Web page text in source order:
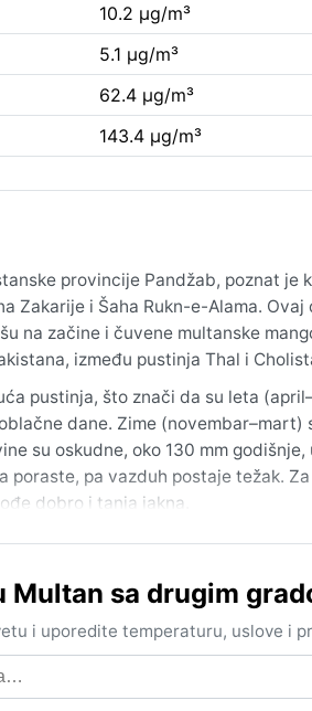
10.2 µg/m³
5.1 µg/m³
62.4 µg/m³
143.4 µg/m³
provincije Pandžab, poznat je
Zakarije i Šaha Rukn-e-Alama.
na začine i čuvene multanske
između pustinja Thal i
pustinja, što znači da su leta
dane. Zime
su oskudne, oko 130 mm
poraste, pa vazduh postaje težak.
dobro i tanja jakna.
od novembra do februara, kada
svega nekoliko metara. Mada
je, ukratko, grad ekstrema – vruć,
Multan sa drugim
i uporedite temperaturu, uslove i